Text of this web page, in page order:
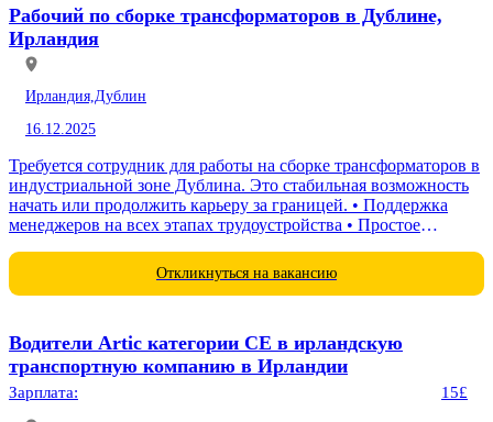
Рабочий по сборке трансформаторов в Дублине,
Ирландия
Ирландия, Дублин
16.12.2025
Требуется сотрудник для работы на сборке трансформаторов в
индустриальной зоне Дублина. Это стабильная возможность
начать или продолжить карьеру за границей. • Поддержка
менеджеров на всех этапах трудоустройства • Простое
Откликнуться на вакансию
Водители Artic категории CE в ирландскую
транспортную компанию в Ирландии
Зарплата: 15£